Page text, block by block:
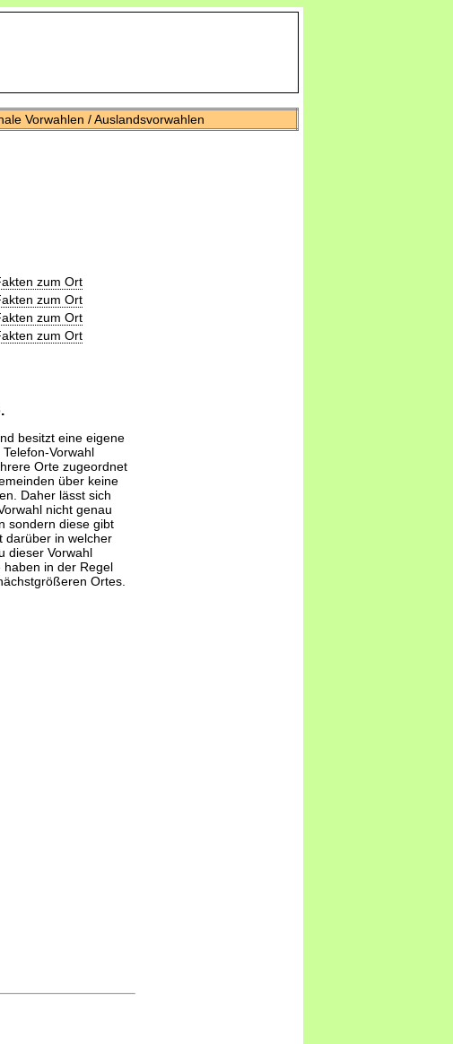
Vorwahlen / Auslandsvorwahlen
zum Ort
zum Ort
zum Ort
zum Ort
besitzt eine eigene
Vorwahl
Orte zugeordnet
über keine
Daher lässt sich
nicht genau
sondern diese gibt
darüber in welcher
dieser Vorwahl
haben in der Regel
Ortes.